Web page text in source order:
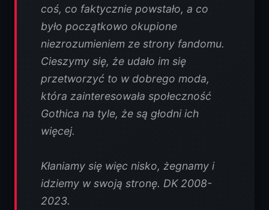
coś, co faktycznie powstało, a co
było początkowo okupione
niezrozumieniem ze strony fandomu.
Cieszymy się, że udało im się
przetworzyć to w dobrego moda,
która zainteresowała społeczność
Gothica na tyle, że są głodni ich
więcej.
Kłaniamy się więc nisko, żegnamy i
idziemy w swoją stronę. DK 2008-
2023.